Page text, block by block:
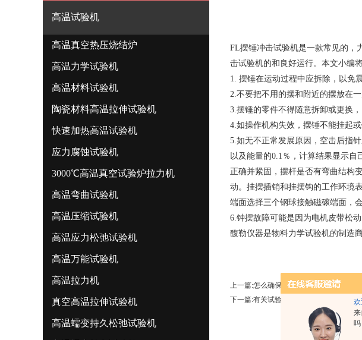
欢
吗
高温试验机
高温真空热压烧结炉
高温力学试验机
高温材料试验机
陶瓷材料高温拉伸试验机
快速加热高温试验机
应力腐蚀试验机
3000℃高温真空试验炉拉力机
高温弯曲试验机
高温压缩试验机
高温应力松弛试验机
高温万能试验机
高温拉力机
真空高温拉伸试验机
高温蠕变持久松弛试验机
FL摆锤冲击试验机是一款常见的，
击试验机的和良好运行。本文小编
1. 摆锤在运动过程中应拆除，以免
2.不要把不用的摆和附近的摆放在
3.摆锤的零件不得随意拆卸或更换
4.如操作机构失效，摆锤不能挂起
5.如无不正常发展原因，空击后指
以及能量的0.1％，计算结果显示
正确并紧固，摆杆是否有弯曲结构
动。挂摆插销和挂摆钩的工作环境
端面选择三个钢球接触磁磙端面，
6.钟摆故障可能是因为电机皮带松
馥勒仪器是物料力学试验机的制造
上一篇:怎么确保拉力试验机试验精确值
下一篇:有关试验机加载过程中卸载遇到的